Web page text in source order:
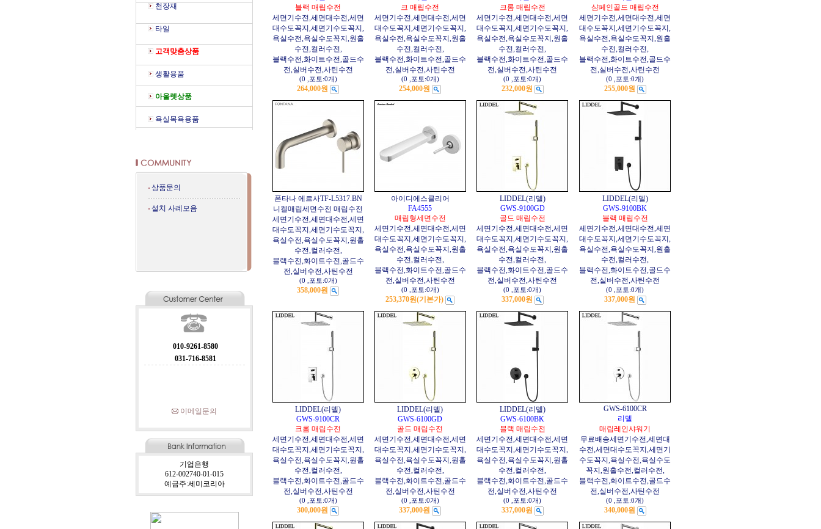
천장재
타일
고객맞춤상품
생활용품
아울렛상품
욕실목욕용품
상품문의
설치 사례모음
010-9261-8580
031-716-8581
이메일문의
기업은행
612-002740-01-015
예금주:세미코리아
블랙 매립수전
세면기수전,세면대수전,세면
대수도꼭지,세면기수도꼭지,
욕실수전,욕실수도꼭지,원홀
수전,컬러수전,
블랙수전,화이트수전,골드수
전,실버수전,사틴수전
(0 포토:0개)
264,000원
크 매립수전
세면기수전,세면대수전,세면
대수도꼭지,세면기수도꼭지,
욕실수전,욕실수도꼭지,원홀
수전,컬러수전,
블랙수전,화이트수전,골드수
전,실버수전,사틴수전
(0 포토:0개)
254,000원
크롬 매립수전
세면기수전,세면대수전,세면
대수도꼭지,세면기수도꼭지,
욕실수전,욕실수도꼭지,원홀
수전,컬러수전,
블랙수전,화이트수전,골드수
전,실버수전,사틴수전
(0 포토:0개)
232,000원
샴페인골드 매립수전
세면기수전,세면대수전,세면
대수도꼭지,세면기수도꼭지,
욕실수전,욕실수도꼭지,원홀
수전,컬러수전,
블랙수전,화이트수전,골드수
전,실버수전,사틴수전
(0 포토:0개)
255,000원
폰타나 에르사TF-L5317.BN
니켈매립세면수전 매립수전
세면기수전,세면대수전,세면
대수도꼭지,세면기수도꼭지,
욕실수전,욕실수도꼭지,원홀
수전,컬러수전,
블랙수전,화이트수전,골드수
전,실버수전,사틴수전
(0 포토:0개)
358,000원
아이디에스클리어
FA4555
매립형세면수전
세면기수전,세면대수전,세면
대수도꼭지,세면기수도꼭지,
욕실수전,욕실수도꼭지,원홀
수전,컬러수전,
블랙수전,화이트수전,골드수
전,실버수전,사틴수전
(0 포토:0개)
253,370원(기본가)
LIDDEL(리델)
GWS-9100GD
골드 매립수전
세면기수전,세면대수전,세면
대수도꼭지,세면기수도꼭지,
욕실수전,욕실수도꼭지,원홀
수전,컬러수전,
블랙수전,화이트수전,골드수
전,실버수전,사틴수전
(0 포토:0개)
337,000원
LIDDEL(리델)
GWS-9100BK
블랙 매립수전
세면기수전,세면대수전,세면
대수도꼭지,세면기수도꼭지,
욕실수전,욕실수도꼭지,원홀
수전,컬러수전,
블랙수전,화이트수전,골드수
전,실버수전,사틴수전
(0 포토:0개)
337,000원
LIDDEL(리델)
GWS-9100CR
크롬 매립수전
세면기수전,세면대수전,세면
대수도꼭지,세면기수도꼭지,
욕실수전,욕실수도꼭지,원홀
수전,컬러수전,
블랙수전,화이트수전,골드수
전,실버수전,사틴수전
(0 포토:0개)
300,000원
LIDDEL(리델)
GWS-6100GD
골드 매립수전
세면기수전,세면대수전,세면
대수도꼭지,세면기수도꼭지,
욕실수전,욕실수도꼭지,원홀
수전,컬러수전,
블랙수전,화이트수전,골드수
전,실버수전,사틴수전
(0 포토:0개)
337,000원
LIDDEL(리델)
GWS-6100BK
블랙 매립수전
세면기수전,세면대수전,세면
대수도꼭지,세면기수도꼭지,
욕실수전,욕실수도꼭지,원홀
수전,컬러수전,
블랙수전,화이트수전,골드수
전,실버수전,사틴수전
(0 포토:0개)
337,000원
GWS-6100CR
리델
매립레인샤워기
무료배송세면기수전,세면대
수전,세면대수도꼭지,세면기
수도꼭지,욕실수전,욕실수도
꼭지,원홀수전,컬러수전,
블랙수전,화이트수전,골드수
전,실버수전,사틴수전
(0 포토:0개)
340,000원